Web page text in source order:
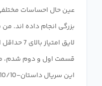
عین حال احساسات
بزرگی انجام داده اند.
لایق
قسمت اول و دوم شدم،